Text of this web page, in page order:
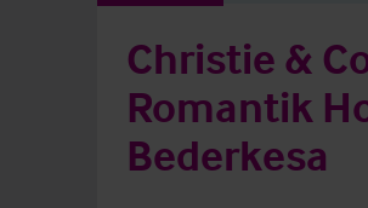
Christie &
Romantik
Bederkesa